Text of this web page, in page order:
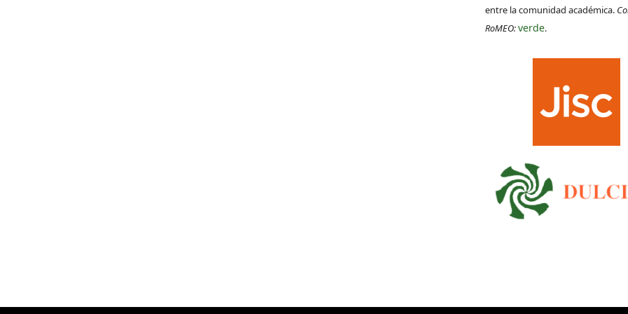
entre la comunidad académica.
RoMEO:verde.